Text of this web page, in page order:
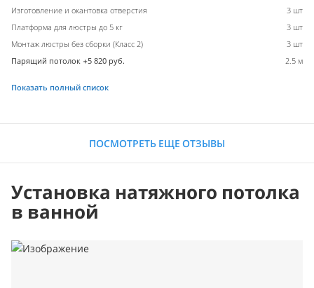
Изготовление и окантовка отверстия
3 шт
Платформа для люстры до 5 кг
3 шт
Монтаж люстры без сборки (Класс 2)
3 шт
Парящий потолок +5 820 руб.
2.5 м
Показать полный список
ПОСМОТРЕТЬ ЕЩЕ ОТЗЫВЫ
Установка натяжного потолка
в ванной